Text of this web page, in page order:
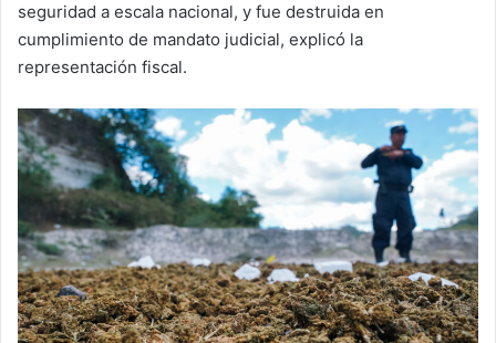
seguridad a escala nacional, y fue destruida en
cumplimiento de mandato judicial, explicó la
representación fiscal.